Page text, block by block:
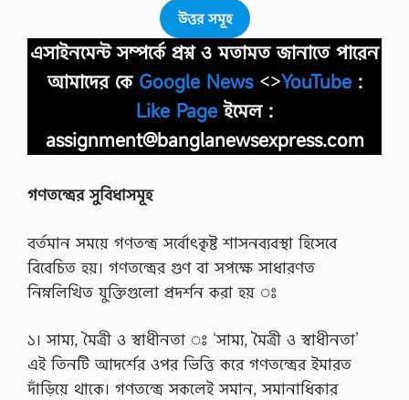
উত্তর সমূহ
এসাইনমেন্ট সম্পর্কে প্রশ্ন ও মতামত জানাতে পারেন
আমাদের কে Google News<>YouTube :
Like Page ইমেল :
assignment@banglanewsexpress.com
গণতন্ত্রের সুবিধাসমূহ
বর্তমান সময়ে গণতন্ত্র সর্বোৎকৃষ্ট শাসনব্যবস্থা হিসেবে
বিবেচিত হয়। গণতন্ত্রের গুণ বা সপক্ষে সাধারণত
নিম্নলিখিত যুক্তিগুলো প্রদর্শন করা হয় ঃ
১। সাম্য, মৈত্রী ও স্বাধীনতা ঃ ‘সাম্য, মৈত্রী ও স্বাধীনতা’
এই তিনটি আদর্শের ওপর ভিত্তি করে গণতন্ত্রের ইমারত
দাঁড়িয়ে থাকে। গণতন্ত্রে সকলেই সমান, সমানাধিকার